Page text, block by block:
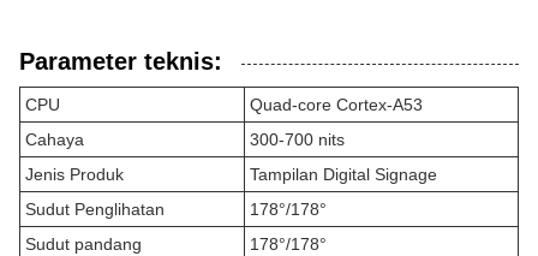
Parameter teknis:
CPU
Quad-core Cortex-A53
Cahaya
300-700 nits
Jenis Produk
Tampilan Digital Signage
Sudut Penglihatan
178°/178°
Sudut pandang
178°/178°